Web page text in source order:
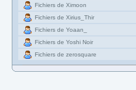
Fichiers de Ximoon
Fichiers de Xirius_Thir
Fichiers de Yoaan_
Fichiers de Yoshi Noir
Fichiers de zerosquare